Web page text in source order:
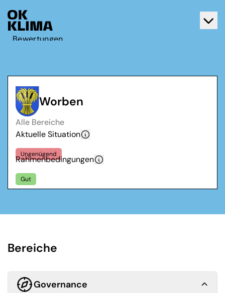
Bewertungen
Kontakt
Deutsch
Français
Worben
Alle Bereiche
Aktuelle Situation
Ungenügend
Rahmenbedingungen
Gut
Bereiche
Governance